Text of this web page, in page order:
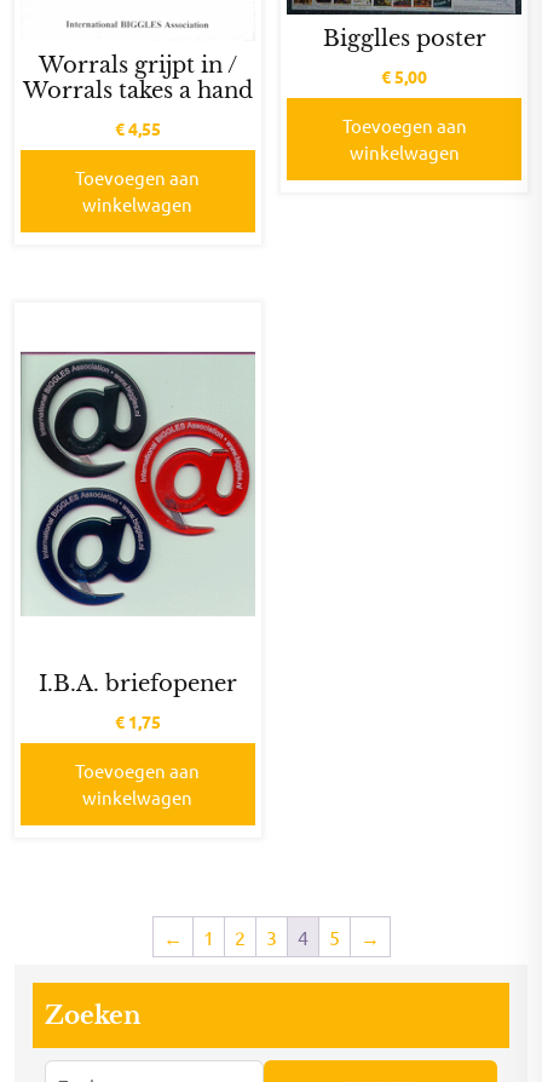
Worrals grijpt in /
Worrals takes a hand
€4,55
Toevoegen aan
winkelwagen
Bigglles poster
€ 5,00
Toevoegen aan
winkelwagen
I.B.A. briefopener
€1,75
Toevoegen aan
winkelwagen
← 1 2 3 4 5 →
Zoeken